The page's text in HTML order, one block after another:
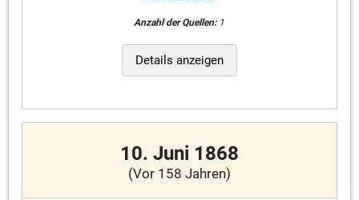
Anzahl der Quellen:1
Details anzeigen
10. Juni 1868
(Vor 158 Jahren)